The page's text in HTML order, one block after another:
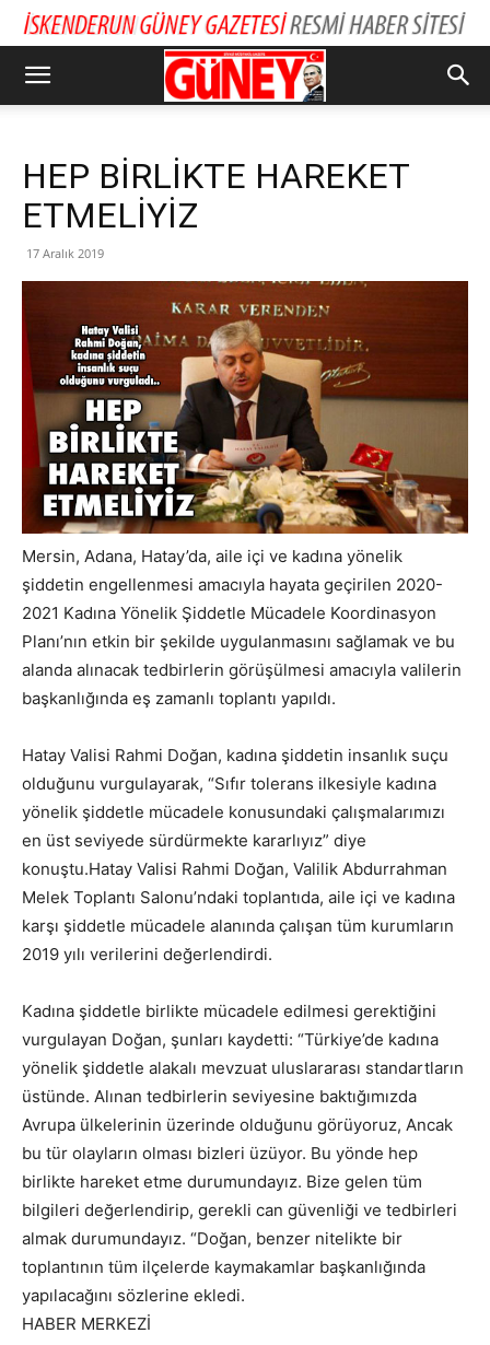
HEP BİRLİKTE HAREKET
ETMELİYİZ
17 Aralık 2019
Mersin, Adana, Hatay’da, aile içi ve kadına yönelik
şiddetin engellenmesi amacıyla hayata geçirilen 2020-
2021 Kadına Yönelik Şiddetle Mücadele Koordinasyon
Planı’nın etkin bir şekilde uygulanmasını sağlamak ve bu
alanda alınacak tedbirlerin görüşülmesi amacıyla valilerin
başkanlığında eş zamanlı toplantı yapıldı.
Hatay Valisi Rahmi Doğan, kadına şiddetin insanlık suçu
olduğunu vurgulayarak, “Sıfır tolerans ilkesiyle kadına
yönelik şiddetle mücadele konusundaki çalışmalarımızı
en üst seviyede sürdürmekte kararlıyız” diye
konuştu.Hatay Valisi Rahmi Doğan, Valilik Abdurrahman
Melek Toplantı Salonu’ndaki toplantıda, aile içi ve kadına
karşı şiddetle mücadele alanında çalışan tüm kurumların
2019 yılı verilerini değerlendirdi.
Kadına şiddetle birlikte mücadele edilmesi gerektiğini
vurgulayan Doğan, şunları kaydetti: “Türkiye’de kadına
yönelik şiddetle alakalı mevzuat uluslararası standartların
üstünde. Alınan tedbirlerin seviyesine baktığımızda
Avrupa ülkelerinin üzerinde olduğunu görüyoruz, Ancak
bu tür olayların olması bizleri üzüyor. Bu yönde hep
birlikte hareket etme durumundayız. Bize gelen tüm
bilgileri değerlendirip, gerekli can güvenliği ve tedbirleri
almak durumundayız. “Doğan, benzer nitelikte bir
toplantının tüm ilçelerde kaymakamlar başkanlığında
yapılacağını sözlerine ekledi.
HABER MERKEZİ